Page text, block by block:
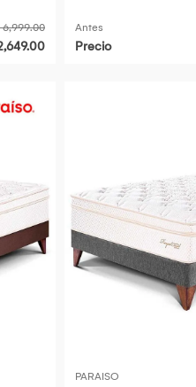
6,999.00 Antes
Precio
PARAISO